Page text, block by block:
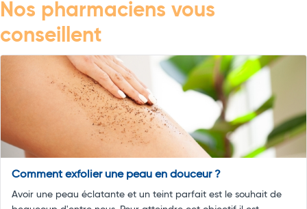
Nos pharmaciens vous
conseillent
Comment exfolier une peau en douceur ?
Avoir une peau éclatante et un teint parfait est le souhait de